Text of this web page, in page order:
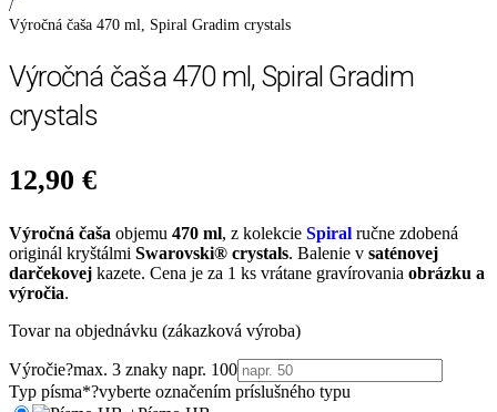
/
Výročná čaša 470 ml, Spiral Gradim crystals
Výročná čaša 470 ml, Spiral Gradim
crystals
12,90 €
Výročná čaša objemu 470 ml, z kolekcie Spiral ručne zdobená
originál kryštálmi Swarovski® crystals. Balenie v saténovej
darčekovej kazete. Cena je za 1 ks vrátane gravírovania obrázku a
výročia.
Tovar na objednávku (zákazková výroba)
Výročie?max. 3 znaky napr. 100
Typ písma*?vyberte označením príslušného typu